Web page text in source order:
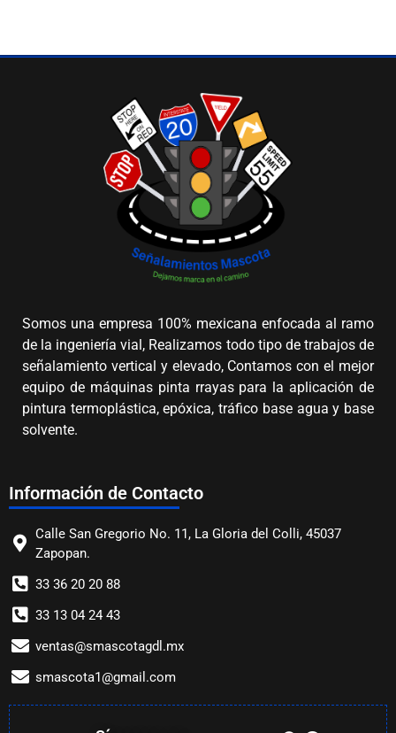
Somos una empresa 100% mexicana enfocada al ramo
de la ingeniería vial, Realizamos todo tipo de trabajos de
señalamiento vertical y elevado, Contamos con el mejor
equipo de máquinas pinta rrayas para la aplicación de
pintura termoplástica, epóxica, tráfico base agua y base
solvente.
Información de Contacto
Calle San Gregorio No. 11, La Gloria del Colli, 45037
Zapopan.
33 36 20 20 88
33 13 04 24 43
ventas@smascotagdl.mx
smascota1@gmail.com